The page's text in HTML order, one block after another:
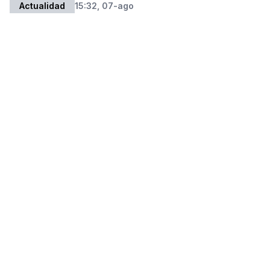
Actualidad 15:32, 07-ago